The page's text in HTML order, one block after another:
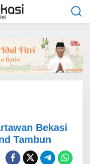
Bekasi
Tambun